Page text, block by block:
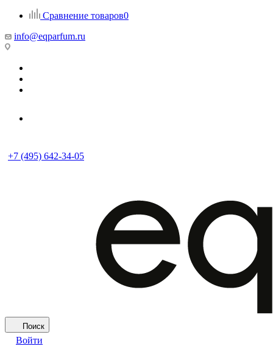
Сравнение товаров0
info@eqparfum.ru
+7 (495) 642-34-05
Поиск
Войти